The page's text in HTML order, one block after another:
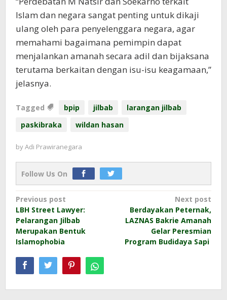
Islam dan negara sangat penting untuk dikaji
ulang oleh para penyelenggara negara, agar
memahami bagaimana pemimpin dapat
menjalankan amanah secara adil dan bijaksana
terutama berkaitan dengan isu-isu keagamaan,”
jelasnya.
Tagged bpip jilbab
larangan jilbab
paskibraka
wildan hasan
byAdi Prawiranegara
Follow Us On
Post
navigation
Previous post
LBH Street Lawyer:
Pelarangan Jilbab
Merupakan Bentuk
Islamophobia
Next post
Berdayakan Peternak,
LAZNAS Bakrie Amanah
Gelar Peresmian
Program Budidaya Sapi